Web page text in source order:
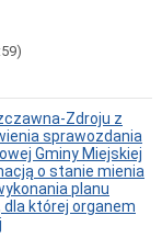
Zdroju z
sprawozdania
Gminy Miejskiej
o stanie mienia
planu
której organem